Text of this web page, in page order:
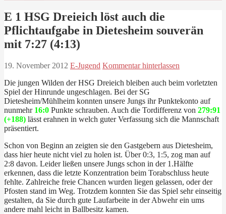
E 1 HSG Dreieich löst auch die
Pflichtaufgabe in Dietesheim souverän
mit 7:27 (4:13)
19. November 2012 E-Jugend Kommentar hinterlassen
Die jungen Wilden der HSG Dreieich bleiben auch beim vorletzten
Spiel der Hinrunde ungeschlagen. Bei der SG
Dietesheim/Mühlheim konnten unsere Jungs ihr Punktekonto auf
nunmehr 16:0 Punkte schrauben. Auch die Tordifferenz von 279:91
(+188) lässt erahnen in welch guter Verfassung sich die Mannschaft
präsentiert.
Schon von Beginn an zeigten sie den Gastgebern aus Dietesheim,
dass hier heute nicht viel zu holen ist. Über 0:3, 1:5, zog man auf
2:8 davon. Leider ließen unsere Jungs schon in der 1.Hälfte
erkennen, dass die letzte Konzentration beim Torabschluss heute
fehlte. Zahlreiche freie Chancen wurden liegen gelassen, oder der
Pfosten stand im Weg. Trotzdem konnten Sie das Spiel sehr einseitig
gestalten, da Sie durch gute Laufarbeite in der Abwehr ein ums
andere mahl leicht in Ballbesitz kamen.